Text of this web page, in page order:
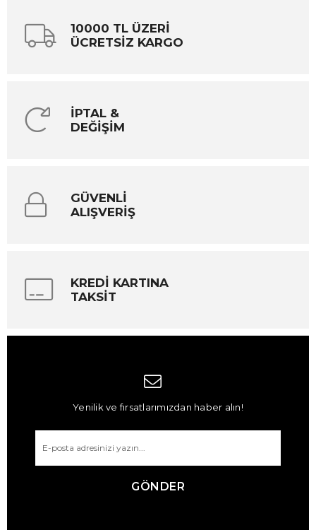
10000 TL ÜZERİ
ÜCRETSİZ KARGO
İPTAL &
DEĞİŞİM
GÜVENLİ
ALIŞVERİŞ
KREDİ KARTINA
TAKSİT
Yenilik ve fırsatlarımızdan haber alın!
GÖNDER